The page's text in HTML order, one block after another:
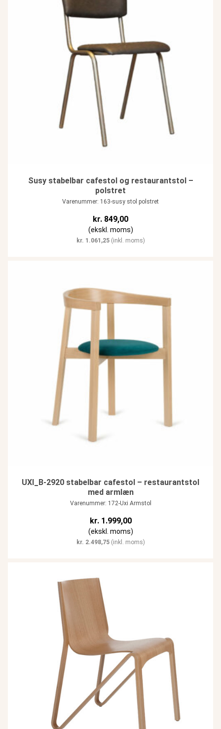
Susy stabelbar cafestol og restaurantstol –
polstret
Varenummer: 163-susy stol polstret
kr. 849,00
(ekskl. moms)
kr. 1.061,25(inkl. moms)
UXI_B-2920 stabelbar cafestol – restaurantstol
med armlæn
Varenummer: 172-Uxi Armstol
kr.1.999,00
(ekskl. moms)
kr. 2.498,75(inkl. moms)